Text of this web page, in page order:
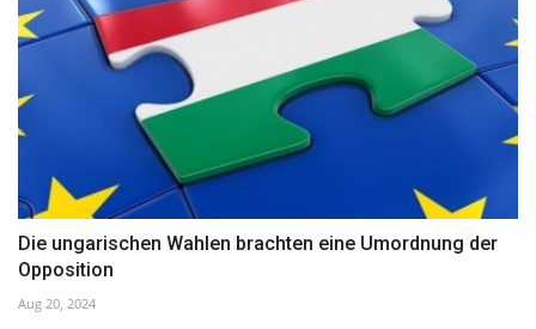
Die ungarischen Wahlen brachten eine Umordnung der
Opposition
Aug 20, 2024